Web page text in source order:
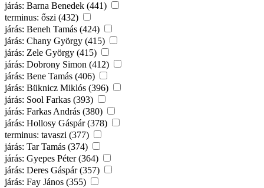
járás: Barna Benedek (441)
terminus: őszi (432)
járás: Beneh Tamás (424)
járás: Chany György (415)
járás: Zele György (415)
járás: Dobrony Simon (412)
járás: Bene Tamás (406)
járás: Büknicz Miklós (396)
járás: Sool Farkas (393)
járás: Farkas András (380)
járás: Hollosy Gáspár (378)
terminus: tavaszi (377)
járás: Tar Tamás (374)
járás: Gyepes Péter (364)
járás: Deres Gáspár (357)
járás: Fay János (355)